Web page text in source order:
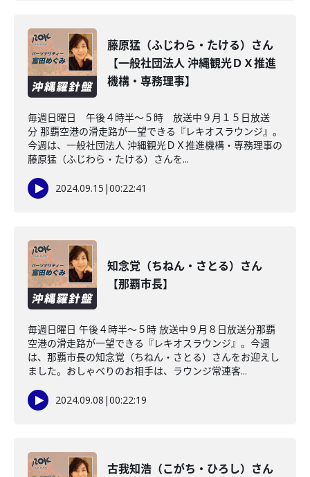
藤原猛（ふじわら・たける）さん
【一般社団法人 沖縄観光ＤＸ推進
機構・専務理事】
毎週日曜日 午後４時半～５時 放送中９月１５日放送
分 那覇空港の滑走路が一望できる『レキオスラウンジ』。
今週は、一般社団法人 沖縄観光ＤＸ推進機構・専務理事の
藤原猛（ふじわら・たける）さんを...
2024.09.15 |00:22:41
知念覚（ちねん・さとる）さん
【那覇市長】
毎週日曜日 午後４時半～５時 放送中９月８日放送分那覇
空港の滑走路が一望できる『レキオスラウンジ』。今週
は、那覇市長の知念覚（ちねん・さとる）さんをお迎えし
ました。おしゃべりのお相手は、ラウンジ常連客...
2024.09.08 |00:22:19
古我知浩（こがち・ひろし）さん